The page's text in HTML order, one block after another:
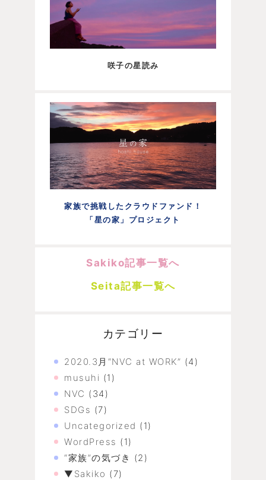
咲子の星読み
家族で挑戦したクラウドファンド！
「星の家」プロジェクト
Sakiko記事一覧へ
Seita記事一覧へ
カテゴリー
2020.3月“NVC at WORK” (4)
musuhi (1)
NVC (34)
SDGs (7)
Uncategorized (1)
WordPress (1)
“家族”の気づき (2)
▼Sakiko (7)